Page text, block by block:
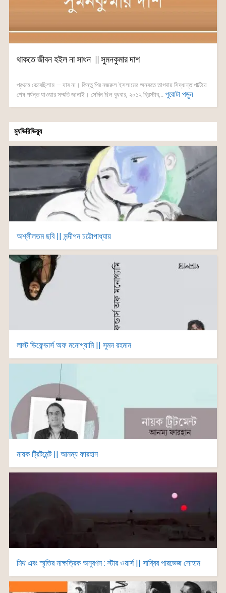
থাকতে জীবন হইল না সাধন || সুমনকুমার দাশ
প্রথমে ভেবেছিলাম — যাব না। কিন্তু পির নজরুল ইসলামের অনবরত তাগদায় সিদ্ধান্ত পাল্টিয়ে
শেষ পর্যন্ত যাওয়ার সম্মতি জানাই। সেদিন ছিল বুধবার, ২০১২ খ্রিস্টাব্... পুরোটা পড়ুন
ম্যুভিরিভিয়্যু
অশ্লীলতম ছবি || সন্দীপন চট্টোপাধ্যায়
লাস্ট ডিফেন্ডার্স অফ মনোগ্যামি || সুমন রহমান
নায়ক ট্রিটমেন্ট || আনম্য ফারহান
মিথ এবং স্মৃতির নাক্ষত্রিক অনুরণন : স্টার ওয়ার্স || সাব্বির পারভেজ সোহান